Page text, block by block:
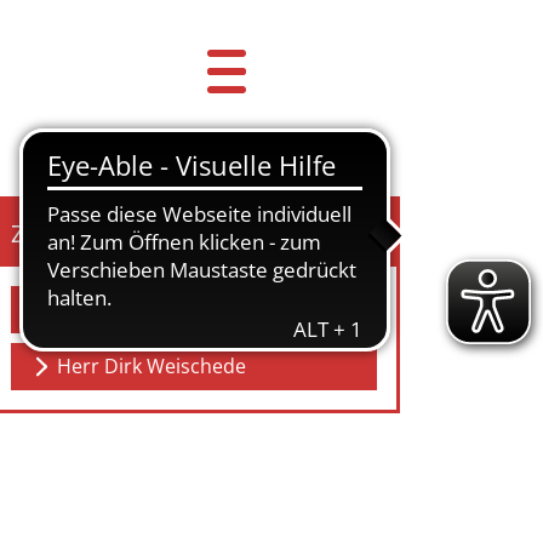
Zuständige Kontaktpersonen
Herr Ralf Calovini
Herr Dirk Weischede